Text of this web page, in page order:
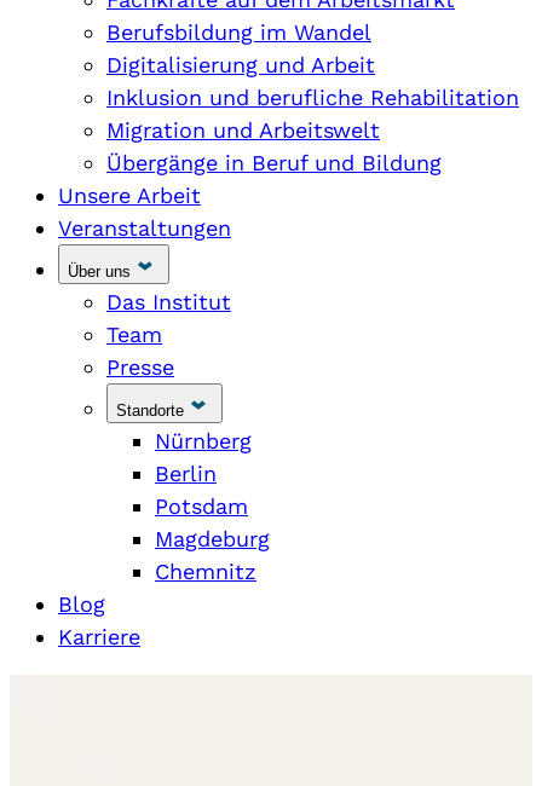
Berufsbildung im Wandel
Digitalisierung und Arbeit
Inklusion und berufliche Rehabilitation
Migration und Arbeitswelt
Übergänge in Beruf und Bildung
Unsere Arbeit
Veranstaltungen
Über uns
Das Institut
Team
Presse
Standorte
Nürnberg
Berlin
Potsdam
Magdeburg
Chemnitz
Blog
Karriere